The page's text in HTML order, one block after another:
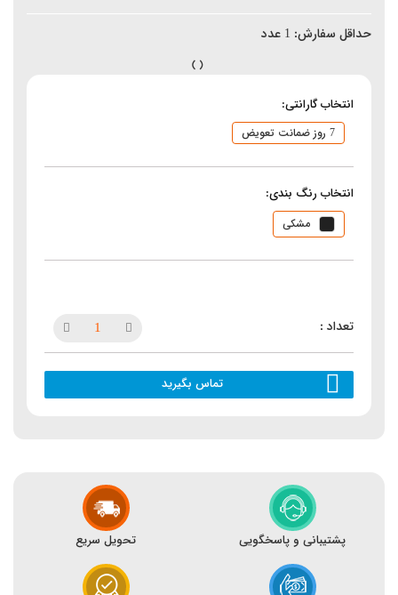
حداقل سفارش: 1 عدد
انتخاب گارانتی:
7 روز ضمانت تعویض
انتخاب رنگ بندی:
مشکی
تماس بگیرید
پشتیبانی و پاسخگویی تحویل سریع